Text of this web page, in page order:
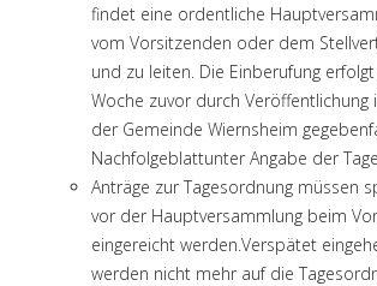
findet eine ordentliche
vom Vorsitzenden oder dem
und zu leiten. Die Einberufung
Woche zuvor durch
der Gemeinde Wiernsheim
Nachfolgeblattunter Angabe der
Anträge zur Tagesordnung müssen
vor der Hauptversammlung beim
eingereicht werden.Verspätet
werden nicht mehr auf die